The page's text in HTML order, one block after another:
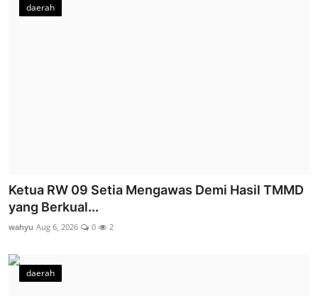
daerah
Ketua RW 09 Setia Mengawas Demi Hasil TMMD
yang Berkual...
wahyu Aug 6, 2026 0 2
daerah